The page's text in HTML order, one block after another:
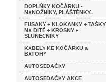
DOPLŇKY KOČÁRKU -
NÁNOŽNÍKY, PLÁŠTĚNKY..
FUSAKY + KLOKANKY + TAŠKY
NA DITĚ + KROSNY +
SLUNEČNÍKY
KABELY KE KOČÁRKU a
BATOHY
AUTOSEDAČKY
AUTOSEDAČKY AKCE